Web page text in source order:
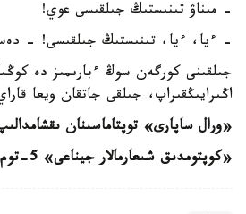
- مىناۋ تىنىستىڭ جىلقىسى عوي!
- ءيا، ءيا، تىنىستىڭ جىلقىسى! -
جىلقىنى كورگەن سوڭ ءبارىمىز دە
اڭىرايىڭقىراپ، جىلقى جاتقان ويعا
«ورال ساپارى» توپتاماسىنان
«كوپتومدىق شىعارمالار جيناعى» 5-توم